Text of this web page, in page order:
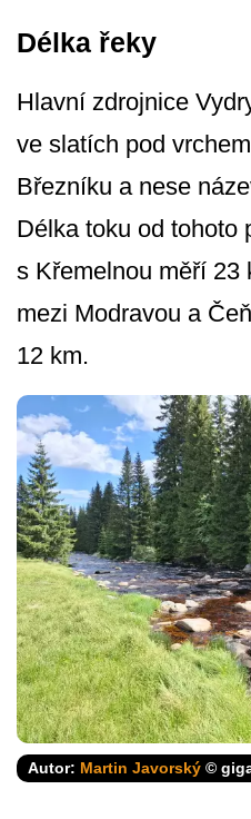
Délka řeky
Hlavní zdrojnice
ve slatích pod
Březníku a nese
Délka toku od tohoto
s Křemelnou měří 23
mezi Modravou a
12 km.
Autor: Martin Javorský ©